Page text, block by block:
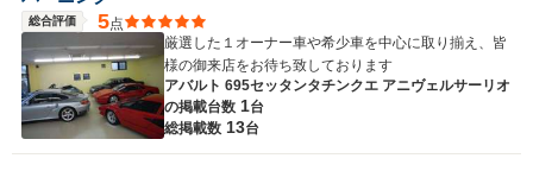
総合評価 5点
厳選した１オーナー車や希少車を中心に取り揃え、皆
様の御来店をお待ち致しております
アバルト 695セッタンタチンクエ アニヴェルサーリオ
の掲載台数 1台
総掲載数 13台